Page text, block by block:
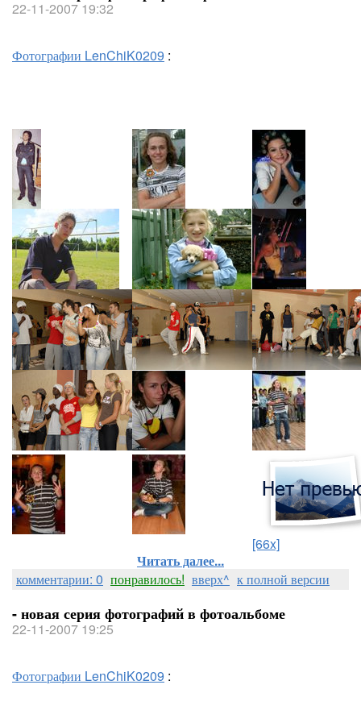
22-11-2007 19:32
Фотографии LenChiK0209 :
[66x]
Читать далее...
комментарии: 0 понравилось! вверх^ к полной версии
- новая серия фотографий в фотоальбоме
22-11-2007 19:25
Фотографии LenChiK0209 :